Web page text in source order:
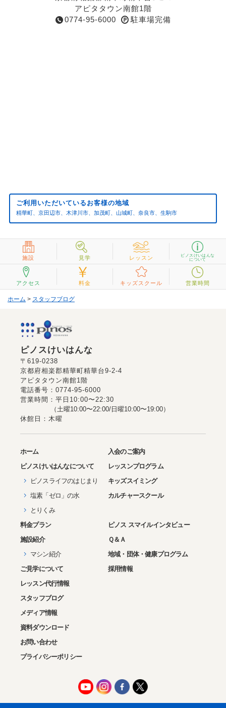
2025年01月(8)
2023年06月(1)
2022年01月(3)
2021年12月(2)
2021年11月(1)
2021年09月(3)
2021年08月(2)
2021年07月(1)
2021年04月(1)
2021年03月(2)
2021年02月(2)
2021年01月(2)
2020年12月(1)
2020年11月(1)
2020年10月(1)
2020年09月(2)
2020年08月(2)
2020年07月(1)
2020年04月(1)
2020年03月(1)
2019年10月(2)
2019年09月(1)
2019年08月(1)
2019年07月(1)
2019年06月(1)
2019年05月(2)
2019年03月(1)
アピタタウン南館1階
0774-95-6000
駐車場完備
ご利用いただいているお客様の地域
精華町、京田辺市、木津川市、加茂町、山城町、奈良市、生駒市
施設 見学 レッスン ピノスけいはんな
について
アクセス 料金 キッズスクール 営業時間
ホーム > スタッフブログ
ピノスけいはんな
〒619-0238
京都府相楽郡精華町精華台9-2-4
アピタタウン南館1階
電話番号：0774-95-6000
営業時間：平日10:00〜22:30
（土曜10:00〜22:00/日曜10:00〜19:00）
休館日：木曜
ホーム
ピノスけいはんなについて
ピノスライフのはじまり
塩素「ゼロ」の水
とりくみ
入会のご案内
レッスンプログラム
キッズスイミング
カルチャースクール
料金プラン
施設紹介
マシン紹介
ご見学について
レッスン代行情報
ピノス スマイルインタビュー
Ｑ＆Ａ
地域・団体・健康プログラム
採用情報
スタッフブログ
メディア情報
資料ダウンロード
お問い合わせ
プライバシーポリシー